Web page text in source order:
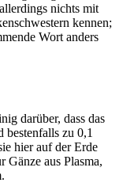
nichts mit
kennen;
Wort anders
darüber, dass das
bestenfalls zu 0,1
hier auf der Erde
Gänze aus Plasma,